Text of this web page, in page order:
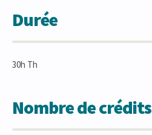
Durée
30h Th
Nombre de crédits